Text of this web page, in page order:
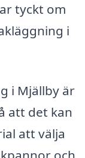
tyckt om
i
i Mjällby är
att det kan
att välja